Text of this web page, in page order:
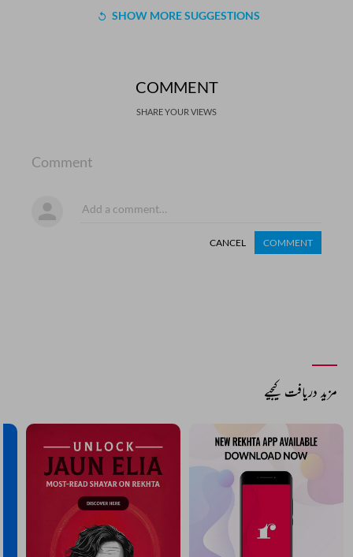
SHOW MORE SUGGESTIONS
COMMENT
SHARE YOUR VIEWS
Comment
CANCEL COMMENT
مزید دریافت کیجیے